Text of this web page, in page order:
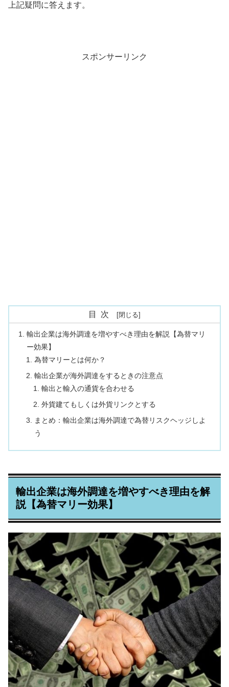
上記疑問に答えます。
スポンサーリンク
目次
輸出企業は海外調達を増やすべき理由を解説【為替マリ
ー効果】
為替マリーとは何か？
輸出企業が海外調達をするときの注意点
輸出と輸入の通貨を合わせる
外貨建てもしくは外貨リンクとする
まとめ：輸出企業は海外調達で為替リスクヘッジしよ
う
輸出企業は海外調達を増やすべき理由を解
説【為替マリー効果】